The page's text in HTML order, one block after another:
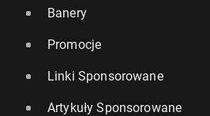
Banery
Promocje
Linki Sponsorowane
Artykuły Sponsorowane